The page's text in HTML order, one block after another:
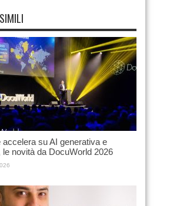
accelera su AI generativa e
le novità da DocuWorld 2026